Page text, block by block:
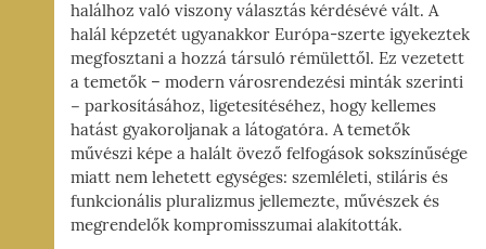
halálhoz való viszony választás kérdésévé vált. A
halál képzetét ugyanakkor Európa-szerte igyekeztek
megfosztani a hozzá társuló rémülettől. Ez vezetett
a temetők – modern városrendezési minták szerinti
− parkosításához, ligetesítéséhez, hogy kellemes
hatást gyakoroljanak a látogatóra. A temetők
művészi képe a halált övező felfogások sokszínűsége
miatt nem lehetett egységes: szemléleti, stiláris és
funkcionális pluralizmus jellemezte, művészek és
megrendelők kompromisszumai alakították.